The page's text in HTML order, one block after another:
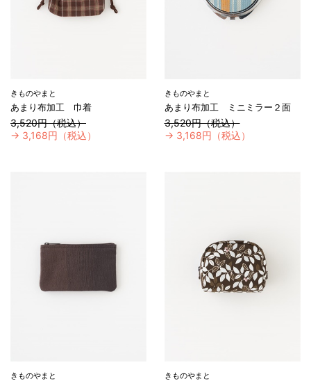
きものやまと
あまり布加工 巾着
3,520円（税込）
→ 3,168円（税込）
きものやまと
あまり布加工 ミニミラー２面
3,520円（税込）
→ 3,168円（税込）
きものやまと きものやまと